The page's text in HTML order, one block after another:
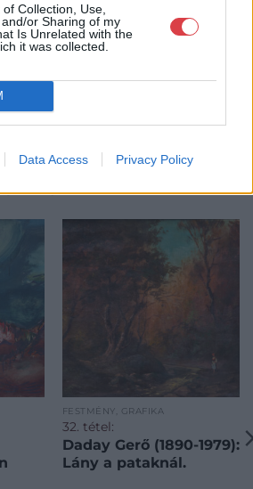
Collection, Use,
or Sharing of my
Is Unrelated with the
it was collected.
Data Access Privacy Policy
MŰTÁRGYAI
FESTMÉNY, GRAFIKA
32. tétel:
Daday Gerő (1890-1979):
Lány a pataknál.